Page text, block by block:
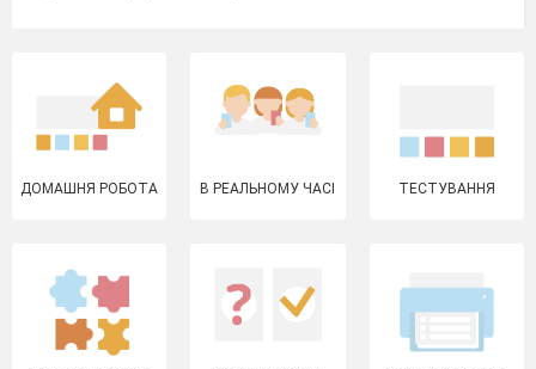
ДОМАШНЯ РОБОТА В РЕАЛЬНОМУ ЧАСІ ТЕСТУВАННЯ